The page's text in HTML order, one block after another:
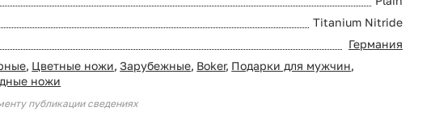
Titanium Nitride
Германия
, Цветные ножи, Зарубежные, Boker, Подарки для мужчин,
ножи
публикации сведениях